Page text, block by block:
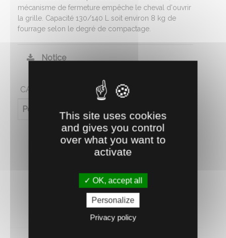
mécanisme de fermeture empêche le cheval d'ouvrir
la grille. Capacité 130/140 L soit environ 8 kg de
fourrage selon le degré de compactage.
Notice
CARACTÉRISTIQUES
Poids (en kg)
RECOMMANDEZ CE PRODUIT À UN AMI
This site uses cookies
and gives you control
over what you want to
activate
OK, accept all
Personalize
Privacy policy